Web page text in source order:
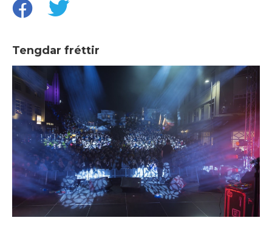
Tengdar fréttir